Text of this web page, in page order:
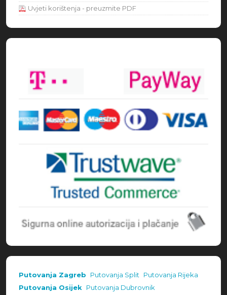
Uvjeti korištenja - preuzmite PDF
Putovanja Zagreb Putovanja Split Putovanja Rijeka
Putovanja Osijek Putovanja Dubrovnik